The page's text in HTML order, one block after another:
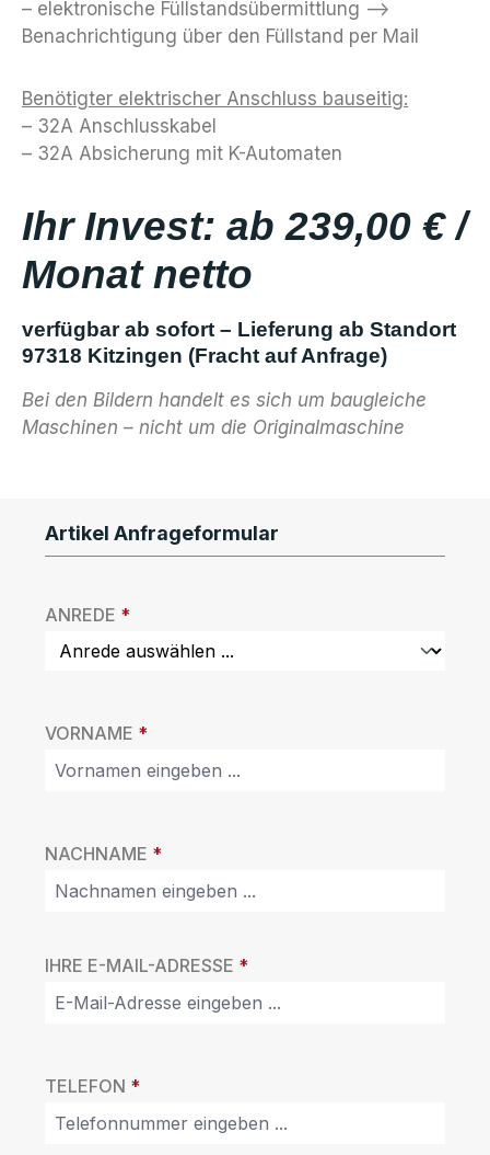
– elektronische Füllstandsübermittlung –>
Benachrichtigung über den Füllstand per Mail
Benötigter elektrischer Anschluss bauseitig:
– 32A Anschlusskabel
– 32A Absicherung mit K-Automaten
Ihr Invest: ab 239,00 € /
Monat netto
verfügbar ab sofort – Lieferung ab Standort
97318 Kitzingen (Fracht auf Anfrage)
Bei den Bildern handelt es sich um baugleiche
Maschinen – nicht um die Originalmaschine
Artikel Anfrageformular
ANREDE *
VORNAME *
NACHNAME *
IHRE E-MAIL-ADRESSE *
TELEFON *